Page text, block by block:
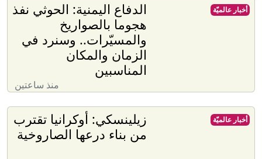
الدفاع اليمنية: الحوثي نفذ
هجوما بالصواريخ
والمسيّرات.. وسنرد في
الزمان والمكان
المناسبين
منذ ساعتين
أخبار عالميّة
زيلينسكي: أوكرانيا تقترب
من بناء درعها الصاروخية
أخبار عالميّة